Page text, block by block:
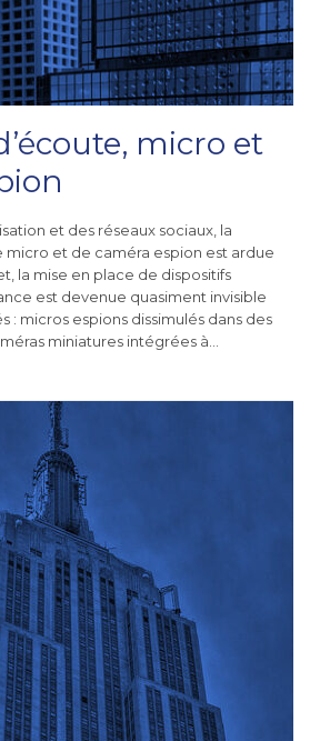
micro et
et des réseaux sociaux, la
et de caméra espion est ardue
la mise en place de dispositifs
est devenue quasiment invisible
: micros espions dissimulés dans des
miniatures intégrées à…